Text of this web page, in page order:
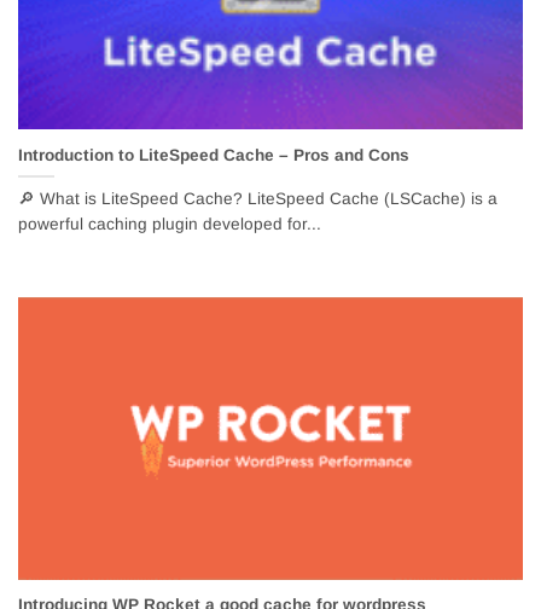
Introduction to LiteSpeed Cache – Pros and Cons
🔎 What is LiteSpeed Cache? LiteSpeed Cache (LSCache) is a
powerful caching plugin developed for...
Introducing WP Rocket a good cache for wordpress